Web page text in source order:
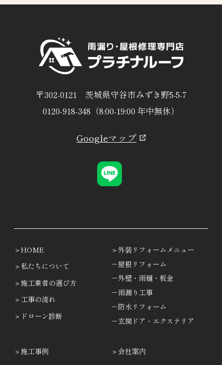
〒302-0121 茨城県守谷市みずき野5-5-7
0120-918-348（8:00-19:00 年中無休）
Googleマップ
HOME
私たちについて
施工業者の選び方
工事の流れ
ドローン診断
外装リフォームメニュー
－屋根リフォーム
－外壁・雨樋・板金
－雨漏り工事
－防水リフォーム
－玄関ドア・エクステリア
施工事例
会社案内